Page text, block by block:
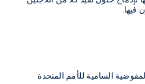
فيها.
السامية للأمم المتحدة